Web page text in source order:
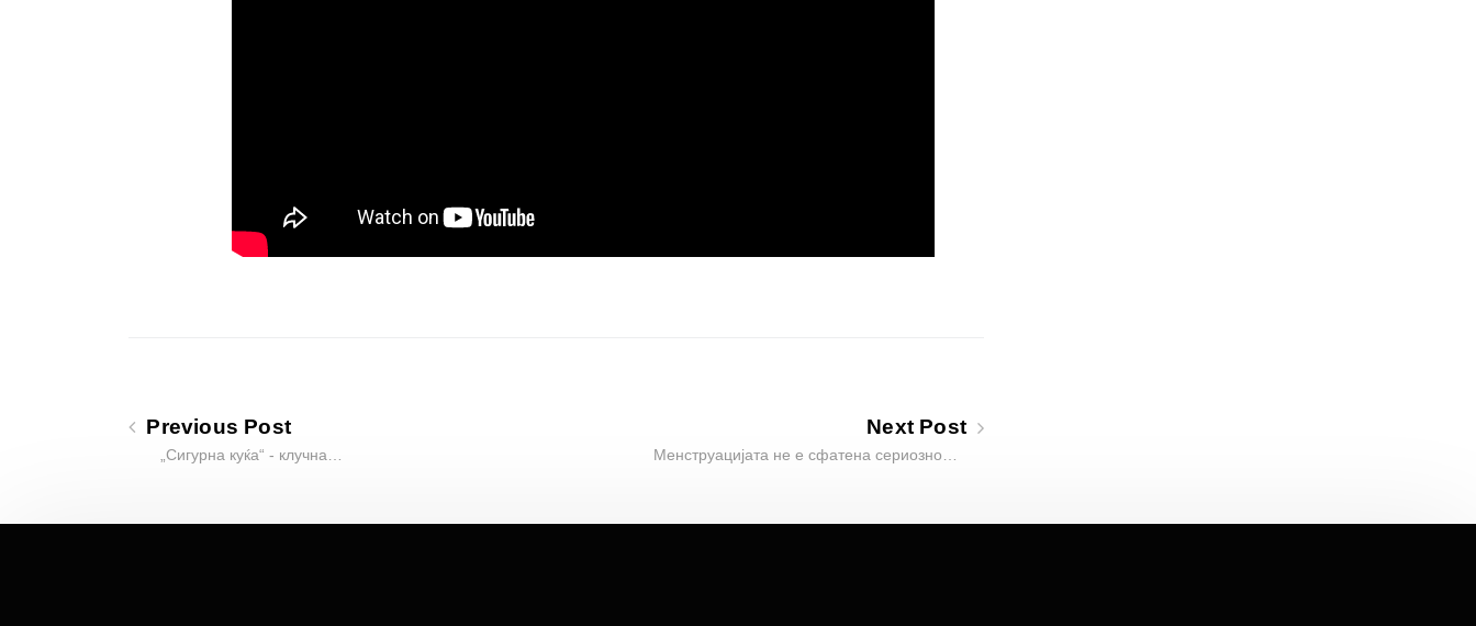
Previous Post
„Сигурна куќа“ - клучна…
Next Post
Менструацијата не е сфатена сериозно…